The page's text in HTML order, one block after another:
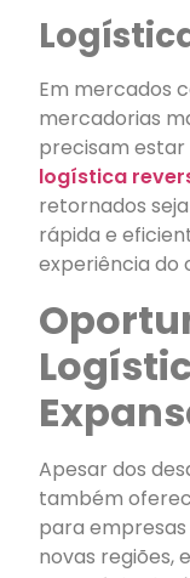
Em mercados
mercadorias
precisam estar
logística
retornados
rápida e
experiência do
Apesar dos
também
para
novas regiões,